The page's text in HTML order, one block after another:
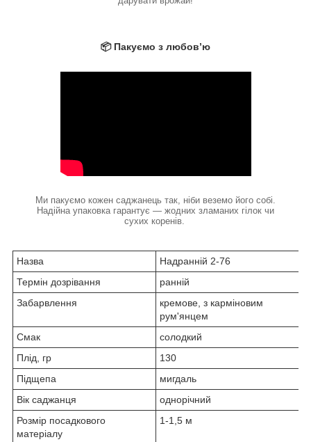
📦 Пакуємо з любов’ю
Ми пакуємо кожен саджанець так, ніби веземо його собі.
Надійна упаковка гарантує — жодних зламаних гілок чи
сухих коренів.
Назва
Надранній 2-76
Термін дозрівання
ранній
Забарвлення
кремове, з карміновим
рум'янцем
Смак
солодкий
Плід, гр
130
Підщепа
мигдаль
Вік саджанця
однорічний
Розмір посадкового
матеріалу
1-1,5 м